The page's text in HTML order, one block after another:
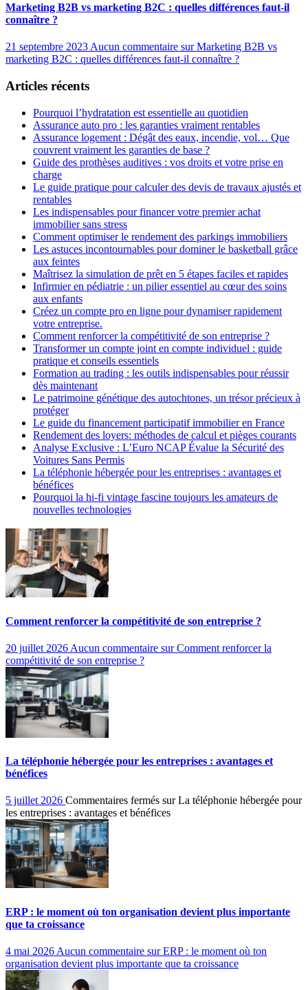
Marketing B2B vs marketing B2C : quelles différences faut-il
connaître ?
21 septembre 2023 Aucun commentaire sur Marketing B2B vs
marketing B2C : quelles différences faut-il connaître ?
Articles récents
Pourquoi l’hydratation est essentielle au quotidien
Assurance auto pro : les garanties vraiment rentables
Assurance logement : Dégât des eaux, incendie, vol… Que
couvrent vraiment les garanties de base ?
Guide des prothèses auditives : vos droits et votre prise en
charge
Le guide pratique pour calculer des devis de travaux ajustés et
rentables
Les indispensables pour financer votre premier achat
immobilier sans stress
Comment optimiser le rendement des parkings immobiliers
Les astuces incontournables pour dominer le basketball grâce
aux feintes
Maîtrisez la simulation de prêt en 5 étapes faciles et rapides
Infirmier en pédiatrie : un pilier essentiel au cœur des soins
aux enfants
Créez un compte pro en ligne pour dynamiser rapidement
votre entreprise.
Comment renforcer la compétitivité de son entreprise ?
Transformer un compte joint en compte individuel : guide
pratique et conseils essentiels
Formation au trading : les outils indispensables pour réussir
dès maintenant
Le patrimoine génétique des autochtones, un trésor précieux à
protéger
Le guide du financement participatif immobilier en France
Rendement des loyers: méthodes de calcul et pièges courants
Analyse Exclusive : L’Euro NCAP Évalue la Sécurité des
Voitures Sans Permis
La téléphonie hébergée pour les entreprises : avantages et
bénéfices
Pourquoi la hi-fi vintage fascine toujours les amateurs de
nouvelles technologies
Comment renforcer la compétitivité de son entreprise ?
20 juillet 2026 Aucun commentaire sur Comment renforcer la
compétitivité de son entreprise ?
La téléphonie hébergée pour les entreprises : avantages et
bénéfices
5 juillet 2026 Commentaires fermés sur La téléphonie hébergée pour
les entreprises : avantages et bénéfices
ERP : le moment où ton organisation devient plus importante
que ta croissance
4 mai 2026 Aucun commentaire sur ERP : le moment où ton
organisation devient plus importante que ta croissance